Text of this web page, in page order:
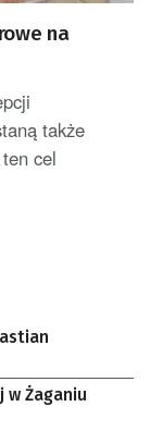
na
także
cel
w Żaganiu